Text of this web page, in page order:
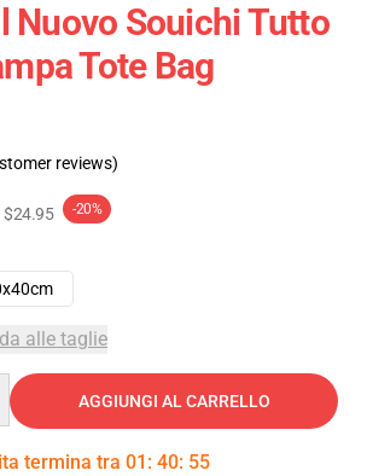
Nuovo Souichi Tutto
Tote Bag
reviews)
$24.95 -20%
alle taglie
AGGIUNGI AL CARRELLO
termina tra 01 : 40: 54